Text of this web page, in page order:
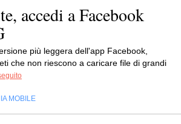
accedi a Facebook
più leggera dell'app Facebook,
che non riescono a caricare file di grandi
MOBILE